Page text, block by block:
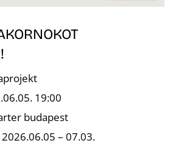
19:00
budapest
– 07.03.